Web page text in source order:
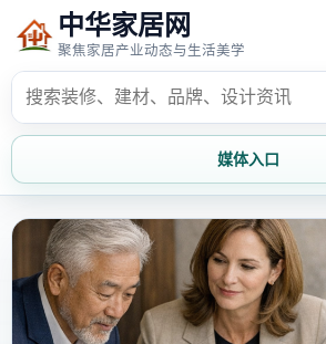
中华家居网
聚焦家居产业动态与生活美学
媒体入口
首页 家居资讯
家居风水 家居欣赏